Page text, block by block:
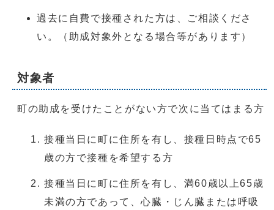
過去に自費で接種された方は、ご相談くださ
い。（助成対象外となる場合等があります）
対象者
町の助成を受けたことがない方で次に当てはまる方
接種当日に町に住所を有し、接種日時点で65
歳の方で接種を希望する方
接種当日に町に住所を有し、満60歳以上65歳
未満の方であって、心臓・じん臓または呼吸